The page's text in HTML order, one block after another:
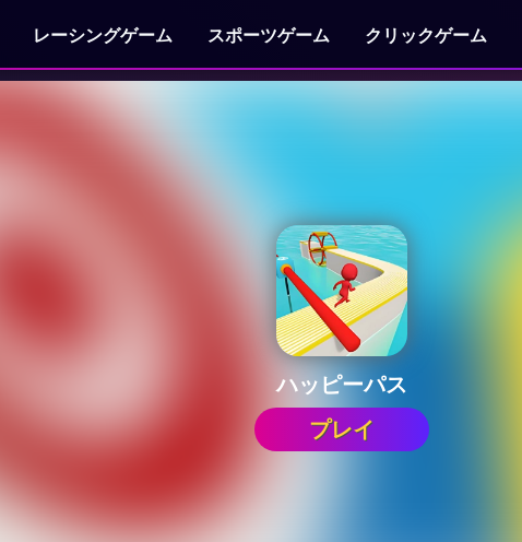
レーシングゲーム スポーツゲーム クリックゲーム
ハッピーパス
プレイ